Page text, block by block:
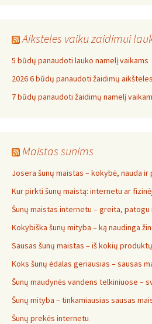
Aiksteles vaiku zaidimui
5 būdų panaudoti lauko namelį vaikams
2026 6 būdų panaudoti žaidimų
7 būdų panaudoti žaidimų namelį
Maistas sunims
Josera šunų maistas – kokybė, nauda ir
Kur pirkti šunų maistą: internetu ar
Šunų maistas internetu – greita, patogu
Kokybiška šunų mityba – ką naudinga
Sausas šunų maistas – iš kokių
Koks šunų ėdalas geriausias – sausas
Šunų maudynės vandens telkiniuose –
Šunų mityba – tinkamiausias sausas
Šunų prekės internetu